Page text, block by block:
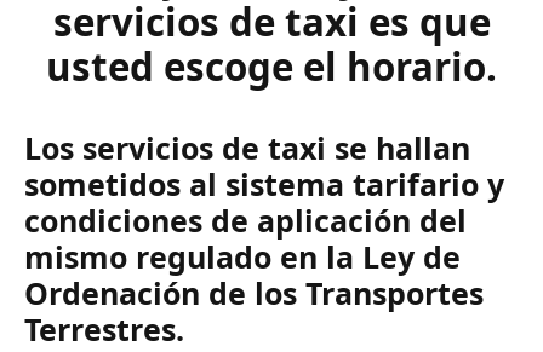
servicios de taxi es que
usted escoge el horario.
Los servicios de taxi se hallan
sometidos al sistema tarifario y
condiciones de aplicación del
mismo regulado en la Ley de
Ordenación de los Transportes
Terrestres.